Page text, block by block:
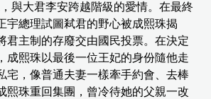
與大君李安跨越階級的愛情。在最終
宇總理試圖弒君的野心被成熙珠揭
君主制的存廢交由國民投票。在決定
成熙珠以最後一位王妃的身份隨他走
宅，像普通夫妻一樣牽手約會、去棒
熙珠重回集團，曾冷待她的父親一改